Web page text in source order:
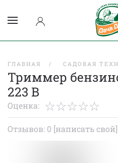
ГЛАВНАЯ САДОВАЯ
Триммер
223 В
Оценка:
Отзывов: 0 [написать свой]